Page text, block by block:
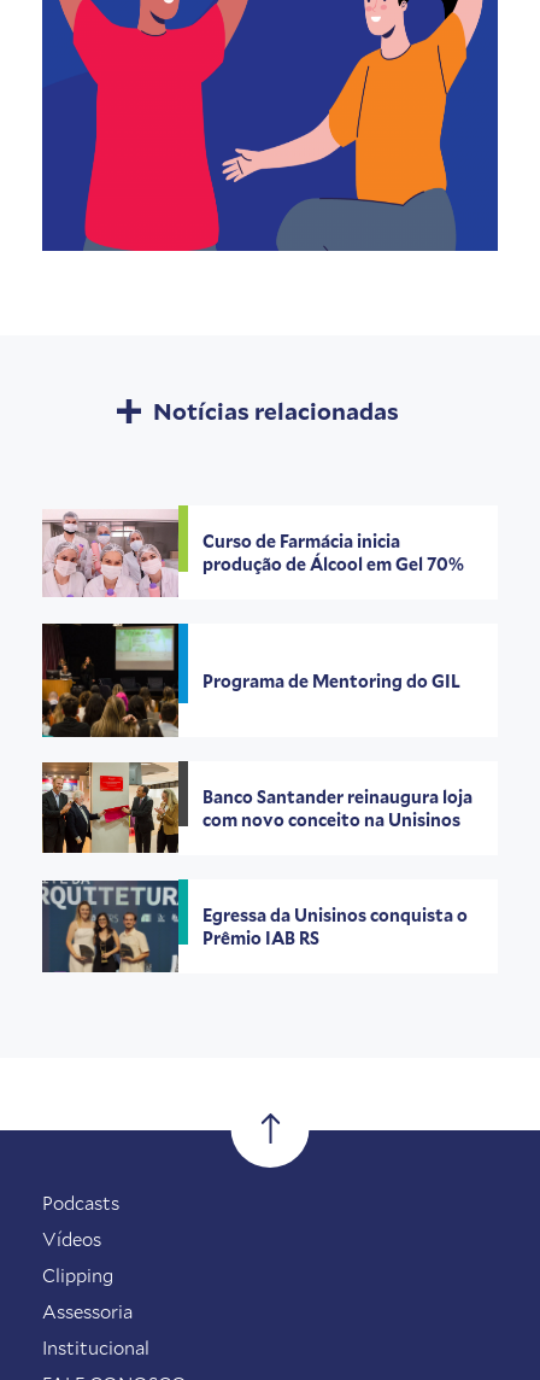
Notícias relacionadas
Curso de Farmácia inicia
produção de Álcool em Gel 70%
Programa de Mentoring do GIL
Banco Santander reinaugura loja
com novo conceito na Unisinos
Egressa da Unisinos conquista o
Prêmio IAB RS
Podcasts
Vídeos
Clipping
Assessoria
Institucional